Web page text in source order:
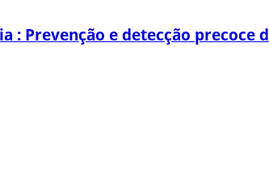
: Prevenção e detecção precoce